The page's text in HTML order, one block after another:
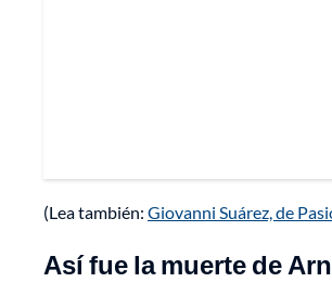
(Lea también: Giovanni Suárez, de
Así fue la muerte de